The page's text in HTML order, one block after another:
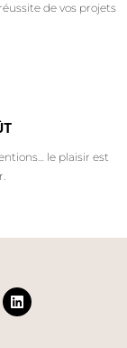
de vos projets
le plaisir est